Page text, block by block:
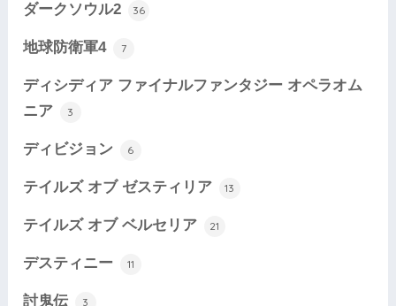
ダークソウル2 36
地球防衛軍4 7
ディシディア ファイナルファンタジー オペラオム
ニア
3
ディビジョン 6
テイルズ オブ ゼスティリア 13
テイルズ オブ ベルセリア 21
デスティニー 11
討鬼伝 3